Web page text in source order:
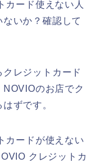
カード使えない人
いか？確認して
レジットカード
のお店でク
ずです。
カードが使えない
クレジットカ